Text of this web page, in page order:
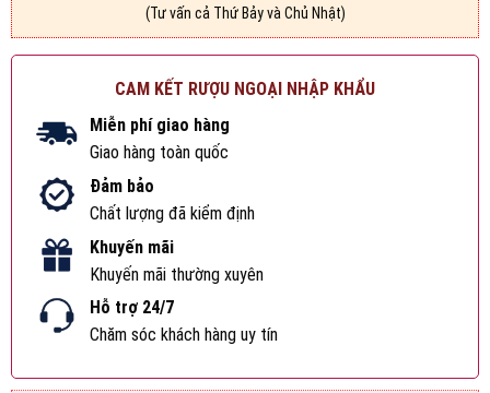
(Tư vấn cả Thứ Bảy và Chủ Nhật)
CAM KẾT RƯỢU NGOẠI NHẬP KHẨU
Miễn phí giao hàng
Giao hàng toàn quốc
Đảm bảo
Chất lượng đã kiểm định
Khuyến mãi
Khuyến mãi thường xuyên
Hỗ trợ 24/7
Chăm sóc khách hàng uy tín